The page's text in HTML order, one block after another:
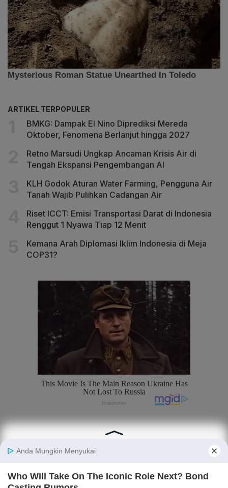
ARTIKEL TERPOPULER
BMKG: Dampak El Nino Diprediksi Mereda
Oktober, Fenomena Berlanjut hingga 2027
Retno Marsudi Ungkap Ancaman Krisis Air di
Tengah Ekspansi Pengembangan AI
KLH Godok Aturan Water Farming, Pengguna Air
Tanah Wajib Pulihkan Cadangan Air
Riset ICCT: Emisi Transportasi Darat di Indonesia
Renggut 1 Nyawa Tiap 12 Menit
Kemana Arah Diplomasi Iklim Indonesia di Meja
COP31?